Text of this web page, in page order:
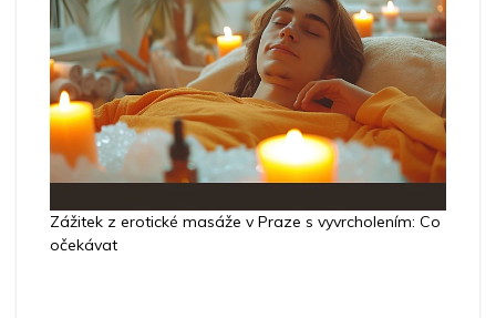
Zážitek z erotické masáže v Praze s vyvrcholením: Co
očekávat